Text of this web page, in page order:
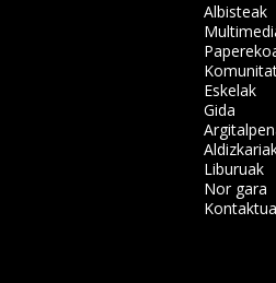
Albisteak
Eskelak
Gida
Liburuak
Nor gara
Kontaktua